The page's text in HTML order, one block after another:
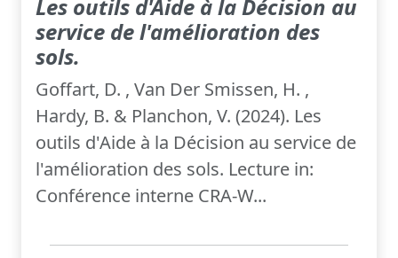
Les outils d'Aide à la Décision au
service de l'amélioration des
sols.
Goffart, D. , Van Der Smissen, H. ,
Hardy, B. & Planchon, V. (2024). Les
outils d'Aide à la Décision au service de
l'amélioration des sols. Lecture in:
Conférence interne CRA-W...